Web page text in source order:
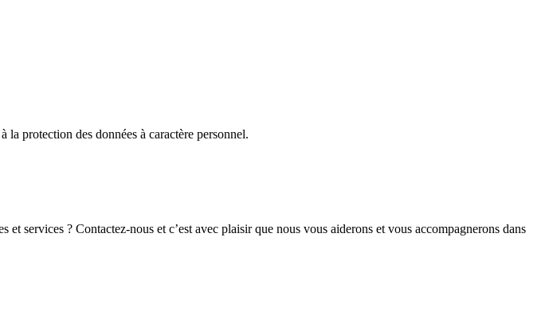
la protection des données à caractère personnel.
services ? Contactez-nous et c’est avec plaisir que nous vous aiderons et vous accompagnerons dans